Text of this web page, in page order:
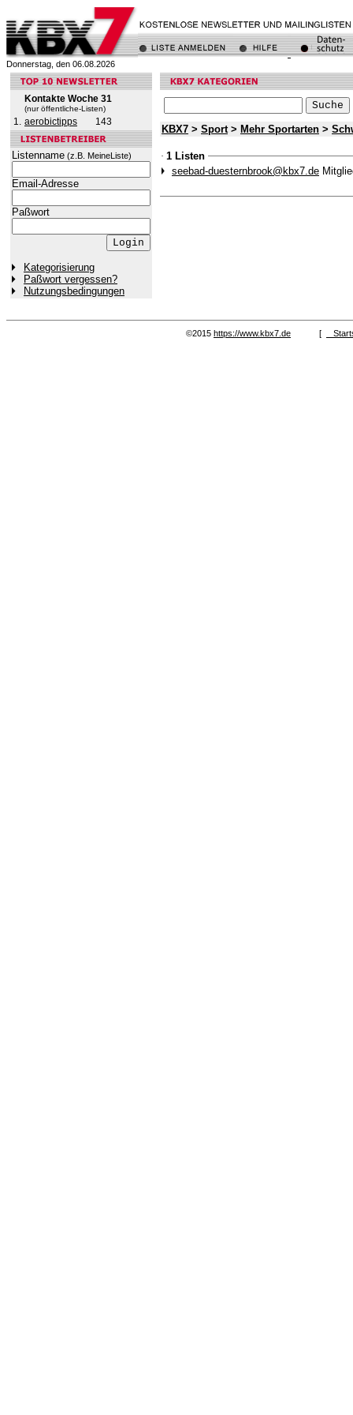
Donnerstag, den 06.08.2026
Kontakte Woche 31
(nur öffentliche-Listen)
1. aerobictipps 143
Listenname (z.B. MeineListe)
Email-Adresse
Paßwort
Kategorisierung
Paßwort vergessen?
Nutzungsbedingungen
KBX7 > Sport> Mehr Sportarten >
1 Listen
seebad-duesternbrook@kbx7.de
©2015 https://www.kbx7.de [